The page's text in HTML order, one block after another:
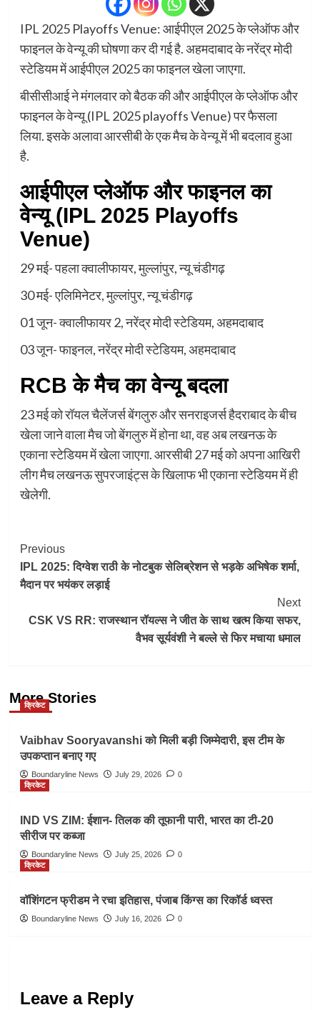
IPL 2025 Playoffs Venue: आईपीएल 2025 के प्लेऑफ और
फाइनल के वेन्यू की घोषणा कर दी गई है. अहमदाबाद के नरेंद्र मोदी
स्टेडियम में आईपीएल 2025 का फाइनल खेला जाएगा.
बीसीसीआई ने मंगलवार को बैठक की और आईपीएल के प्लेऑफ और
फाइनल के वेन्यू (IPL 2025 playoffs Venue) पर फैसला
लिया. इसके अलावा आरसीबी के एक मैच के वेन्यू में भी बदलाव हुआ
है.
आईपीएल प्लेऑफ और फाइनल का
वेन्यू (IPL 2025 Playoffs
Venue)
29 मई- पहला क्वालीफायर, मुल्लांपुर, न्यू चंडीगढ़
30 मई- एलिमिनेटर, मुल्लांपुर, न्यू चंडीगढ़
01 जून- क्वालीफायर 2, नरेंद्र मोदी स्टेडियम, अहमदाबाद
03 जून- फाइनल, नरेंद्र मोदी स्टेडियम, अहमदाबाद
RCB के मैच का वेन्यू बदला
23 मई को रॉयल चैलेंजर्स बेंगलुरु और सनराइजर्स हैदराबाद के बीच
खेला जाने वाला मैच जो बेंगलुरु में होना था, वह अब लखनऊ के
एकाना स्टेडियम में खेला जाएगा. आरसीबी 27 मई को अपना आखिरी
लीग मैच लखनऊ सुपरजाइंट्स के खिलाफ भी एकाना स्टेडियम में ही
खेलेगी.
Post
Navigation
Previous
IPL 2025: दिग्वेश राठी के नोटबुक सेलिब्रेशन से भड़के अभिषेक शर्मा,
मैदान पर भयंकर लड़ाई
Next
CSK VS RR: राजस्थान रॉयल्स ने जीत के साथ खत्म किया सफर,
वैभव सूर्यवंशी ने बल्ले से फिर मचाया धमाल
More Stories
क्रिकेट
Vaibhav Sooryavanshi को मिली बड़ी जिम्मेदारी, इस टीम के
उपकप्तान बनाए गए
Boundaryline News July 29, 2026
0
क्रिकेट
IND VS ZIM: ईशान- तिलक की तूफानी पारी, भारत का टी-20
सीरीज पर कब्जा
Boundaryline News July 25, 2026
0
क्रिकेट
वॉशिंगटन फ्रीडम ने रचा इतिहास, पंजाब किंग्स का रिकॉर्ड ध्वस्त
Boundaryline News July 16, 2026 0
Leave a Reply